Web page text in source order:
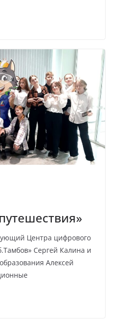
Центра цифрового
Сергей Калина и
Алексей